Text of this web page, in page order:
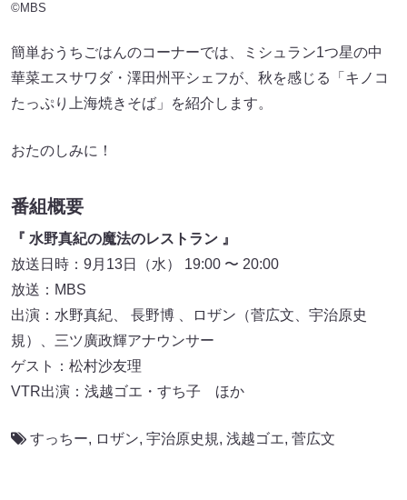
©MBS
簡単おうちごはんのコーナーでは、ミシュラン1つ星の中
華菜エスサワダ・澤田州平シェフが、秋を感じる「キノコ
たっぷり上海焼きそば」を紹介します。
おたのしみに！
番組概要
『 水野真紀の魔法のレストラン 』
放送日時：9月13日（水） 19:00 〜 20:00
放送：MBS
出演：水野真紀、 長野博 、ロザン（菅広文、宇治原史
規）、三ツ廣政輝アナウンサー
ゲスト：松村沙友理
VTR出演：浅越ゴエ・すち子 ほか
すっちー, ロザン, 宇治原史規, 浅越ゴエ, 菅広文